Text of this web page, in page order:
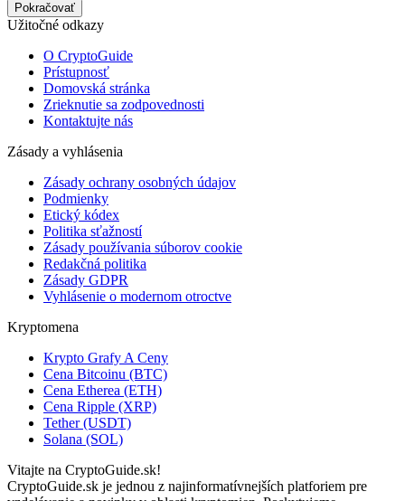
Pokračovať
Užitočné odkazy
O CryptoGuide
Prístupnosť
Domovská stránka
Zrieknutie sa zodpovednosti
Kontaktujte nás
Zásady a vyhlásenia
Zásady ochrany osobných údajov
Podmienky
Etický kódex
Politika sťažností
Zásady používania súborov cookie
Redakčná politika
Zásady GDPR
Vyhlásenie o modernom otroctve
Kryptomena
Krypto Grafy A Ceny
Cena Bitcoinu (BTC)
Cena Etherea (ETH)
Cena Ripple (XRP)
Tether (USDT)
Solana (SOL)
Vitajte na CryptoGuide.sk!
CryptoGuide.sk je jednou z najinformatívnejších platforiem pre